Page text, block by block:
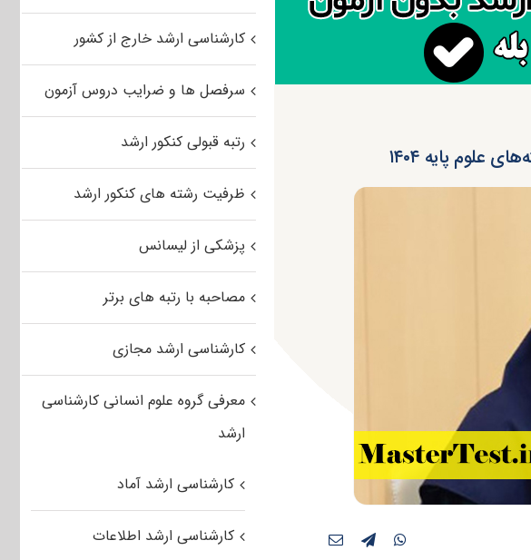
علوم پایه ۱۴۰۴
کارشناسی ارشد خارج از کشور
سرفصل ها و ضرایب دروس آزمون
رتبه قبولی کنکور ارشد
ظرفیت رشته های کنکور ارشد
پزشکی از لیسانس
مصاحبه با رتبه های برتر
کارشناسی ارشد مجازی
معرفی گروه علوم انسانی کارشناسی
ارشد
کارشناسی ارشد آماد
کارشناسی ارشد اطلاعات